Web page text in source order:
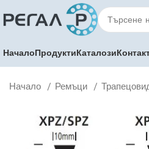
НачалоПродуктиКаталози
Начало Ремъци